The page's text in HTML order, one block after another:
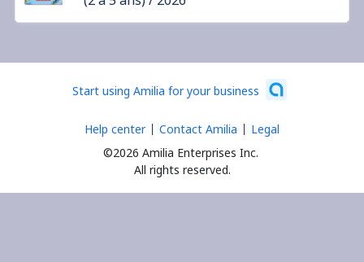
Start using Amilia for your business
©2026 Amilia Enterprises Inc.
All rights reserved.
Help center Contact Amilia Legal